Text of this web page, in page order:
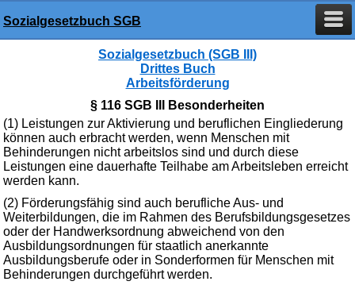
Sozialgesetzbuch SGB
Sozialgesetzbuch (SGB III)
Drittes Buch
Arbeitsförderung
§ 116 SGB III Besonderheiten
(1) Leistungen zur Aktivierung und beruflichen Eingliederung
können auch erbracht werden, wenn Menschen mit
Behinderungen nicht arbeitslos sind und durch diese
Leistungen eine dauerhafte Teilhabe am Arbeitsleben erreicht
werden kann.
(2) Förderungsfähig sind auch berufliche Aus- und
Weiterbildungen, die im Rahmen des Berufsbildungsgesetzes
oder der Handwerksordnung abweichend von den
Ausbildungsordnungen für staatlich anerkannte
Ausbildungsberufe oder in Sonderformen für Menschen mit
Behinderungen durchgeführt werden.